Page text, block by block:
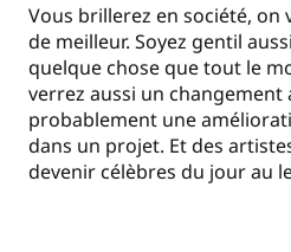
Vous brillerez en société, on
de meilleur. Soyez gentil
quelque chose que tout le
verrez aussi un changement
probablement une
dans un projet. Et des
devenir célèbres du jour au